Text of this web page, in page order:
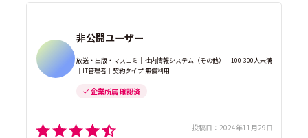
非公開ユーザー
放送・出版・マスコミ｜社内情報システム（その他）｜100-300人未満
｜IT管理者｜契約タイプ 無償利用
企業所属 確認済
投稿日： 2024年11月29日